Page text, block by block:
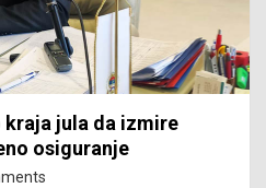
jula da izmire
osiguranje